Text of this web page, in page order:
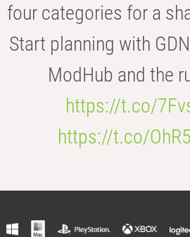
four categories for a
Start planning with
ModHub and the
https://t.co/
https://t.co/